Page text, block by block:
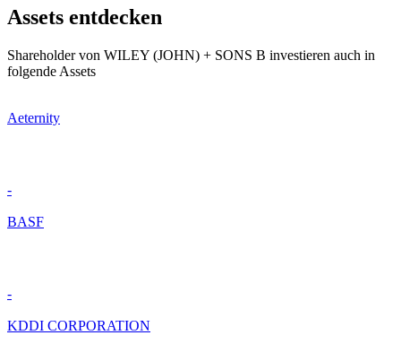
Assets entdecken
Shareholder von WILEY (JOHN) + SONS B investieren auch in
folgende Assets
Aeternity
-
BASF
-
KDDI CORPORATION